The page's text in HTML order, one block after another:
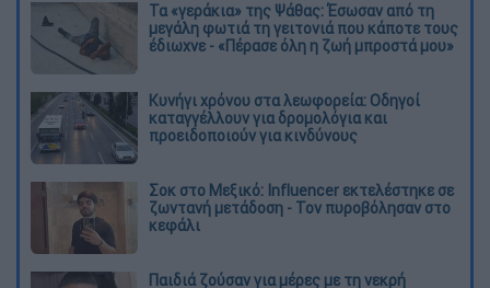
Τα «γεράκια» της Ψάθας: Έσωσαν από τη
μεγάλη φωτιά τη γειτονιά που κάποτε τους
έδιωχνε - «Πέρασε όλη η ζωή μπροστά μου»
Κυνήγι χρόνου στα λεωφορεία: Οδηγοί
καταγγέλλουν για δρομολόγια και
προειδοποιούν για κινδύνους
Σοκ στο Μεξικό: Influencer εκτελέστηκε σε
ζωντανή μετάδοση - Τον πυροβόλησαν στο
κεφάλι
Παιδιά ζούσαν για μέρες με τη νεκρή